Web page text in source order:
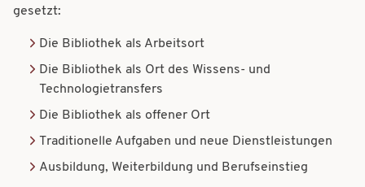
gesetzt:
Die Bibliothek als Arbeitsort
Die Bibliothek als Ort des Wissens- und
Technologietransfers
Die Bibliothek als offener Ort
Traditionelle Aufgaben und neue Dienstleistungen
Ausbildung, Weiterbildung und Berufseinstieg